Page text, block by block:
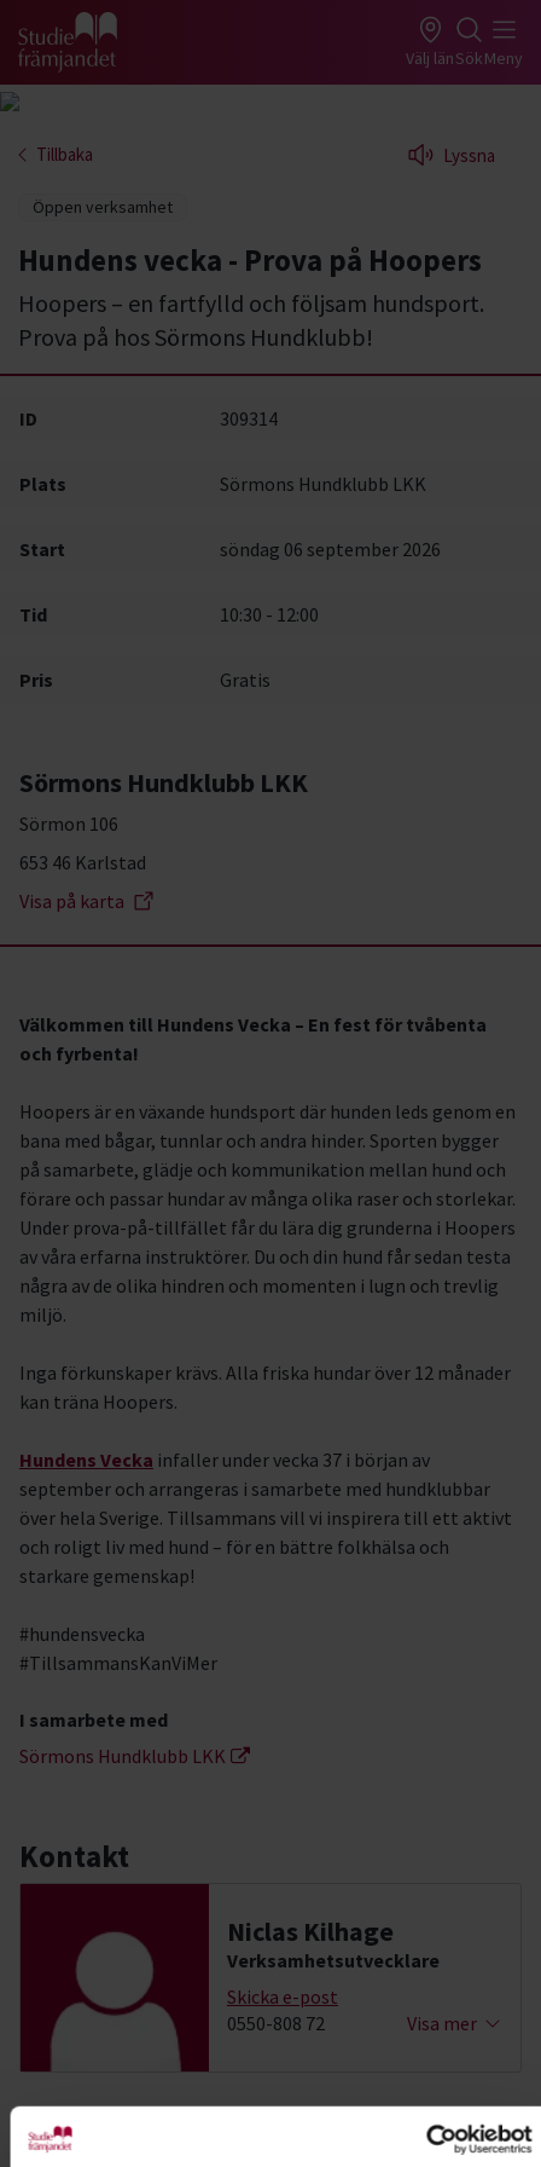
Gå till studiefrämjandets startsida Välj länSökMeny
Tillbaka Lyssna
Öppen verksamhet
Hundens vecka - Prova på Hoopers
Hoopers – en fartfylld och följsam hundsport.
Prova på hos Sörmons Hundklubb!
ID 309314
Plats Sörmons Hundklubb LKK
Start söndag 06 september 2026
Tid 10:30 - 12:00
Pris Gratis
Sörmons Hundklubb LKK
Sörmon 106
653 46 Karlstad
Visa på karta
Välkommen till Hundens Vecka – En fest för tvåbenta
och fyrbenta!
Hoopers är en växande hundsport där hunden leds genom en
bana med bågar, tunnlar och andra hinder. Sporten bygger
på samarbete, glädje och kommunikation mellan hund och
förare och passar hundar av många olika raser och storlekar.
Under prova-på-tillfället får du lära dig grunderna i Hoopers
av våra erfarna instruktörer. Du och din hund får sedan testa
några av de olika hindren och momenten i lugn och trevlig
miljö.
Inga förkunskaper krävs. Alla friska hundar över 12 månader
kan träna Hoopers.
Hundens Vecka infaller under vecka 37 i början av
september och arrangeras i samarbete med hundklubbar
över hela Sverige. Tillsammans vill vi inspirera till ett aktivt
och roligt liv med hund – för en bättre folkhälsa och
starkare gemenskap!
#hundensvecka
#TillsammansKanViMer
I samarbete med
Sörmons Hundklubb LKK
Kontakt
Niclas Kilhage
Verksamhetsutvecklare
Skicka e-post
0550-808 72
Visa mer
Dela: E-mail